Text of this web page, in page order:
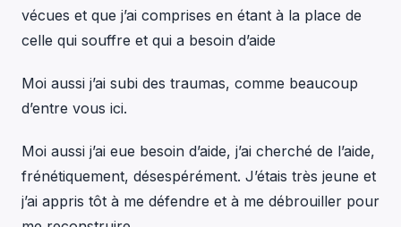
vécues et que j’ai comprises en étant à la place de
celle qui souffre et qui a besoin d’aide
Moi aussi j’ai subi des traumas, comme beaucoup
d’entre vous ici.
Moi aussi j’ai eue besoin d’aide, j’ai cherché de l’aide,
frénétiquement, désespérément. J’étais très jeune et
j’ai appris tôt à me défendre et à me débrouiller pour